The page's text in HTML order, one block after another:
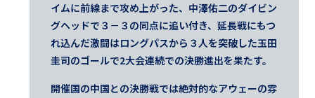
イムに前線まで攻め上がった、中澤佑二のダイビン
グヘッドで３－３の同点に追い付き、延長戦にもつ
れ込んだ激闘はロングパスから３人を突破した玉田
圭司のゴールで2大会連続での決勝進出を果たす。
開催国の中国との決勝戦では絶対的なアウェーの雰